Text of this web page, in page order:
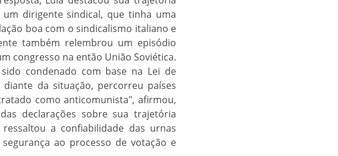
dirigente sindical, que tinha uma
boa com o sindicalismo italiano e
também relembrou um episódio
congresso na então União Soviética.
condenado com base na Lei de
da situação, percorreu países
como anticomunista", afirmou,
declarações sobre sua trajetória
a confiabilidade das urnas
segurança ao processo de votação e